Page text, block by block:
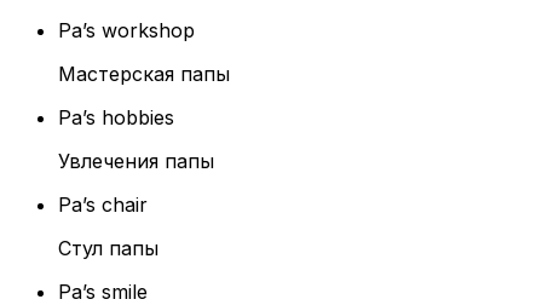
Pa’s workshop
Мастерская папы
Pa’s hobbies
Увлечения папы
Pa’s chair
Стул папы
Pa’s smile